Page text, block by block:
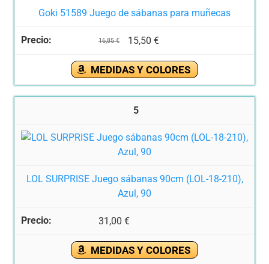
Goki 51589 Juego de sábanas para muñecas
16,85 € 15,50 €
MEDIDAS Y COLORES
5
LOL SURPRISE Juego sábanas 90cm (LOL-18-210),
Azul, 90
31,00 €
MEDIDAS Y COLORES